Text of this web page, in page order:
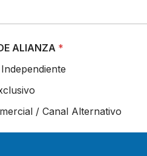
ALIANZA *
/ Canal Alternativo